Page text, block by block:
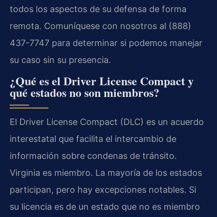
todos los aspectos de su defensa de forma
remota. Comuníquese con nosotros al (888)
437-7747 para determinar si podemos manejar
su caso sin su presencia.
¿Qué es el Driver License Compact y
qué estados no son miembros?
El Driver License Compact (DLC) es un acuerdo
interestatal que facilita el intercambio de
información sobre condenas de tránsito.
Virginia es miembro. La mayoría de los estados
participan, pero hay excepciones notables. Si
su licencia es de un estado que no es miembro